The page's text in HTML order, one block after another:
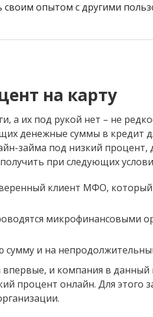
своим опытом с другими
на карту
а их под рукой нет – не
денежные суммы в кредит
займа под низкий процент,
при следующих
клиент МФО, который
микрофинансовыми
сумму и на
впервые, и компания в
процент онлайн. Для этого